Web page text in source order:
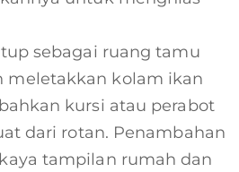
sebagai ruang tamu
meletakkan kolam ikan
kursi atau perabot
dari rotan. Penambahan
tampilan rumah dan